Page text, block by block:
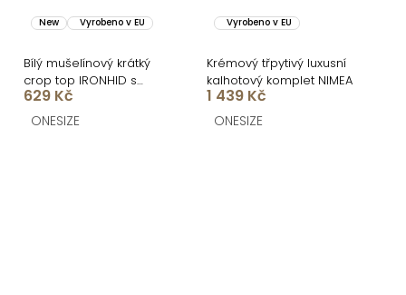
New Vyrobeno v EU
Bílý mušelínový krátký
crop top IRONHID s
dlouhým rukávem
629 Kč
ONESIZE
Vyrobeno v EU
Krémový třpytivý luxusní
kalhotový komplet NIMEA
1 439 Kč
ONESIZE